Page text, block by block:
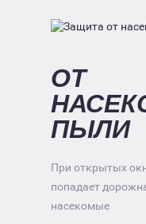
ОТ
ПЫЛИ
При открытых
попадает
насекомые